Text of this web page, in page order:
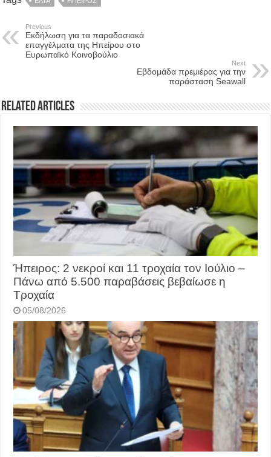
Previous
Εκδήλωση για τα παραδοσιακά
επαγγέλματα της Ηπείρου στο
Ευρωπαϊκό Κοινοβούλιο
Next
Εβδομάδα πρεμιέρας για την
παράσταση Seawall
Related Articles
Ήπειρος: 2 νεκροί και 11 τροχαία τον Ιούλιο –
Πάνω από 5.500 παραβάσεις βεβαίωσε η
Τροχαία
05/08/2026